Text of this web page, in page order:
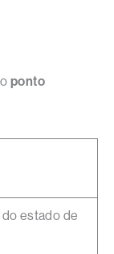
ponto
do estado de